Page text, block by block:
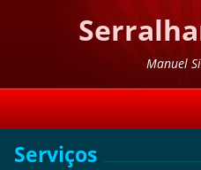
Manuel
Serviços